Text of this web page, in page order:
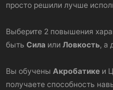
просто решили лучше
Выберите 2 повышения
быть Сила или Ловкость, а
Вы обучены Акробатике и
получаете способность